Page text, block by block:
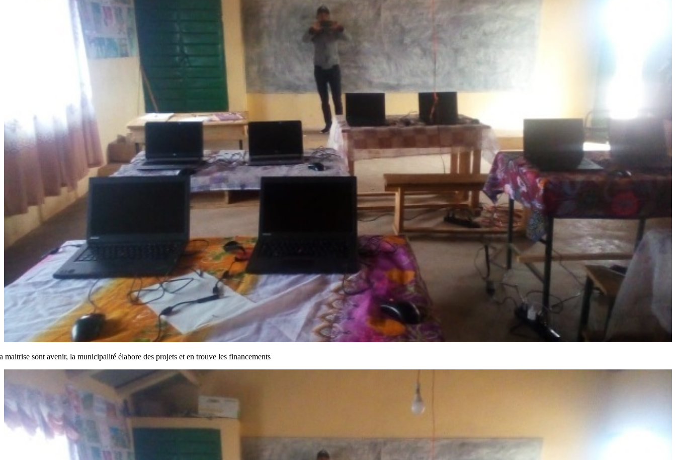
maitrise sont avenir, la municipalité élabore des projets et en trouve les financements